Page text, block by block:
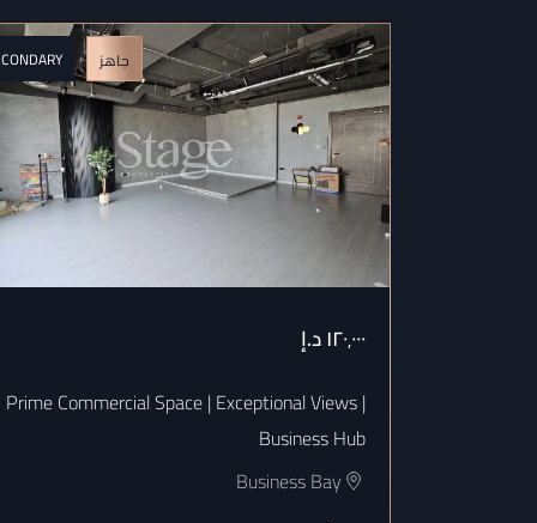
جاهز
١٢٠٬٠٠٠د.إ
Prime Commercial Space | Exceptional Views |
Business Hub
Business Bay